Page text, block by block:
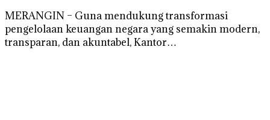
MERANGIN – Guna mendukung transformasi
pengelolaan keuangan negara yang semakin modern,
transparan, dan akuntabel, Kantor…